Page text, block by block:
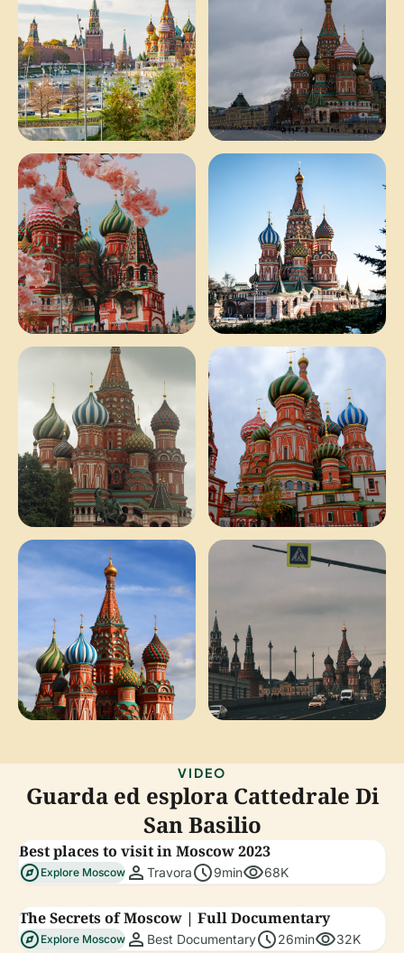
VIDEO
Guarda ed esplora Cattedrale Di
San Basilio
Best places to visit in Moscow 2023
explore Explore Moscow person Travoraschedule9minvisibility68K
The Secrets of Moscow | Full Documentary
explore Explore Moscow person Best Documentaryschedule26minvisibility32K